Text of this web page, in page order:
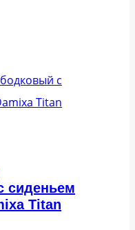
сиденьем
Titan